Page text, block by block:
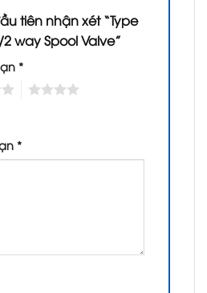
tiên nhận xét “Type
way Spool Valve”
*
*